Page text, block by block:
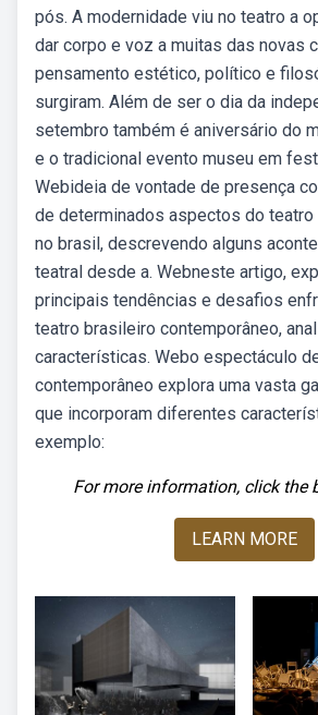
pós. A modernidade viu no teatro a
dar corpo e voz a muitas das novas
pensamento estético, político e
surgiram. Além de ser o dia da
setembro também é aniversário do
e o tradicional evento museu em
Webideia de vontade de presença
de determinados aspectos do teatro
no brasil, descrevendo alguns
teatral desde a. Webneste artigo,
principais tendências e desafios
teatro brasileiro contemporâneo,
características. Webo espectáculo
contemporâneo explora uma vasta
que incorporam diferentes
exemplo:
For more information, click the
LEARN MORE